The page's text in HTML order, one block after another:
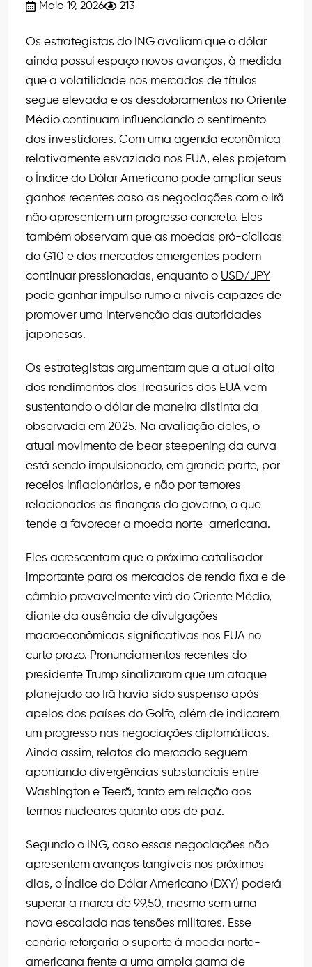
Maio 19, 2026 213
Os estrategistas do ING avaliam que o dólar
ainda possui espaço novos avanços, à medida
que a volatilidade nos mercados de títulos
segue elevada e os desdobramentos no Oriente
Médio continuam influenciando o sentimento
dos investidores. Com uma agenda econômica
relativamente esvaziada nos EUA, eles projetam
o Índice do Dólar Americano pode ampliar seus
ganhos recentes caso as negociações com o Irã
não apresentem um progresso concreto. Eles
também observam que as moedas pró-cíclicas
do G10 e dos mercados emergentes podem
continuar pressionadas, enquanto o USD/JPY
pode ganhar impulso rumo a níveis capazes de
promover uma intervenção das autoridades
japonesas.
Os estrategistas argumentam que a atual alta
dos rendimentos dos Treasuries dos EUA vem
sustentando o dólar de maneira distinta da
observada em 2025. Na avaliação deles, o
atual movimento de bear steepening da curva
está sendo impulsionado, em grande parte, por
receios inflacionários, e não por temores
relacionados às finanças do governo, o que
tende a favorecer a moeda norte-americana.
Eles acrescentam que o próximo catalisador
importante para os mercados de renda fixa e de
câmbio provavelmente virá do Oriente Médio,
diante da ausência de divulgações
macroeconômicas significativas nos EUA no
curto prazo. Pronunciamentos recentes do
presidente Trump sinalizaram que um ataque
planejado ao Irã havia sido suspenso após
apelos dos países do Golfo, além de indicarem
um progresso nas negociações diplomáticas.
Ainda assim, relatos do mercado seguem
apontando divergências substanciais entre
Washington e Teerã, tanto em relação aos
termos nucleares quanto aos de paz.
Segundo o ING, caso essas negociações não
apresentem avanços tangíveis nos próximos
dias, o Índice do Dólar Americano (DXY) poderá
superar a marca de 99,50, mesmo sem uma
nova escalada nas tensões militares. Esse
cenário reforçaria o suporte à moeda norte-
americana frente a uma ampla gama de